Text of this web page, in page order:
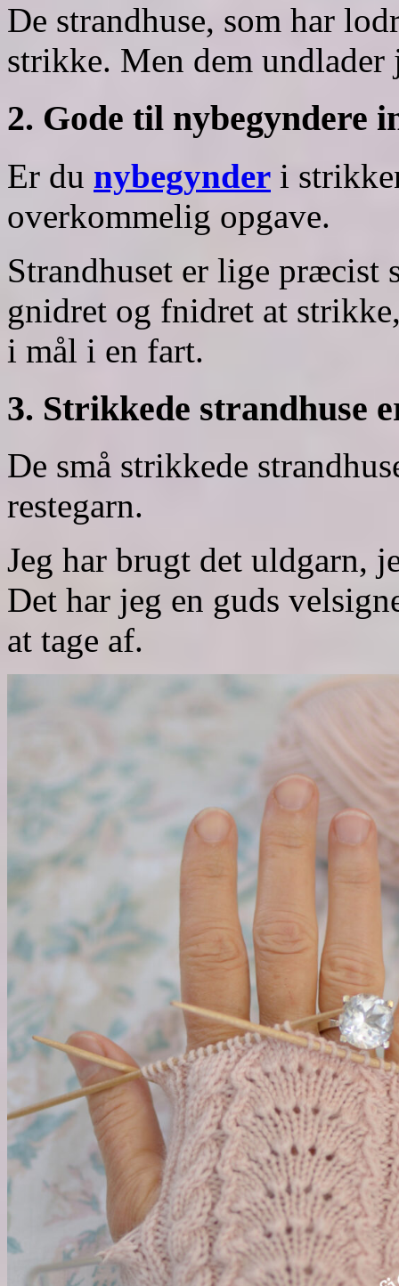
De strandhuse, som har
strikke. Men dem undlader
2. Gode til nybegyndere
Er du nybegynder i
overkommelig opgave.
Strandhuset er lige præcist
gnidret og fnidret at
i mål i en fart.
3. Strikkede strandhuse
De små strikkede
restegarn.
Jeg har brugt det uldgarn,
Det har jeg en guds
at tage af.